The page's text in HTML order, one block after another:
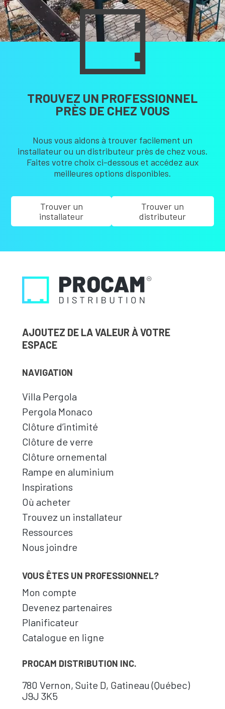
TROUVEZ UN PROFESSIONNEL
PRÈS DE CHEZ VOUS
Nous vous aidons à trouver facilement un
installateur ou un distributeur près de chez vous.
Faites votre choix ci-dessous et accédez aux
meilleures options disponibles.
Trouver un
installateur
Trouver un
distributeur
AJOUTEZ DE LA VALEUR À VOTRE
ESPACE
NAVIGATION
Villa Pergola
Pergola Monaco
Clôture d’intimité
Clôture de verre
Clôture ornemental
Rampe en aluminium
Inspirations
Où acheter
Trouvez un installateur
Ressources
Nous joindre
VOUS ÊTES UN PROFESSIONNEL?
Mon compte
Devenez partenaires
Planificateur
Catalogue en ligne
PROCAM DISTRIBUTION INC.
780 Vernon, Suite D, Gatineau (Québec)
J9J 3K5